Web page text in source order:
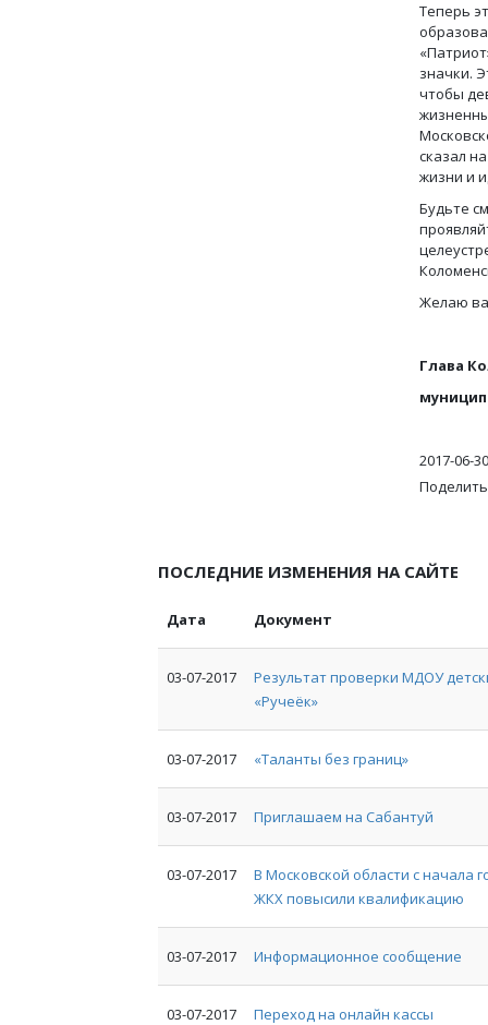
Теперь
значки.
чтобы
сказал
жизни и
Будьте
Желаю
Глава
2017-06-30
ПОСЛЕДНИЕ ИЗМЕНЕНИЯ НА САЙТЕ
Дата Документ
03-07-2017
Результат проверки МДОУ
«Ручеёк»
03-07-2017 «Таланты без границ»
03-07-2017 Приглашаем на Сабантуй
03-07-2017
В Московской области с начала
ЖКХ повысили квалификацию
03-07-2017 Информационное сообщение
03-07-2017 Переход на онлайн кассы